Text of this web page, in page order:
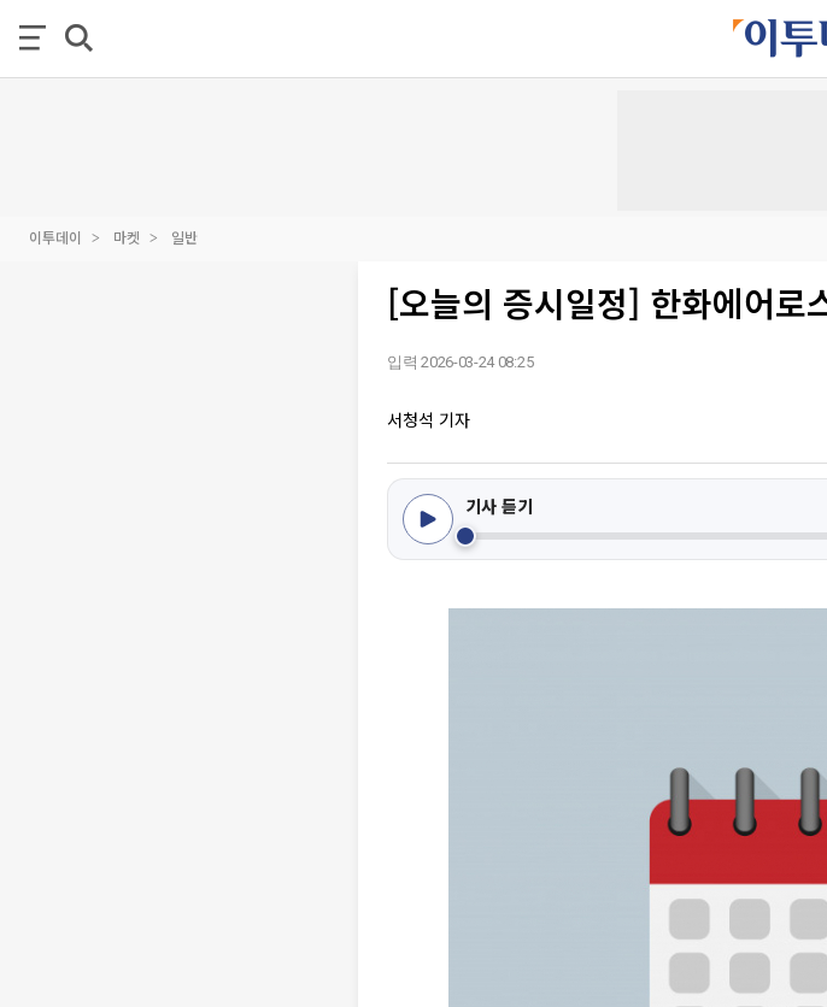
이투데이 마켓 일반
[오늘의 증시일정] 한화에어로
입력 2026-03-24 08:25
서청석 기자
기사 듣기